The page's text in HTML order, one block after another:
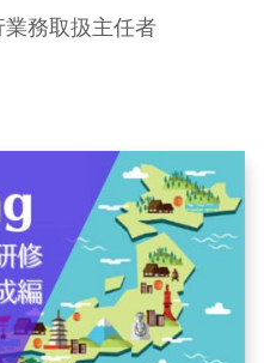
務取扱主任者